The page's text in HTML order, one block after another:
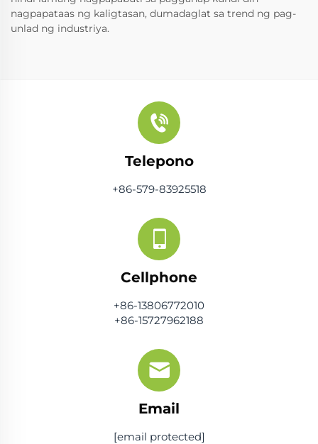
nagpapataas ng kaligtasan, dumadaglat sa trend ng pag-
unlad ng industriya.
Telepono
+86-579-83925518
Cellphone
+86-13806772010
+86-15727962188
Email
[email protected]